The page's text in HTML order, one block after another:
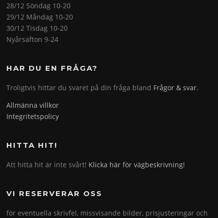
28/12 Söndag 10-20
29/12 Måndag 10-20
30/12 Tisdag 10-20
Nyårsafton 9-24
HAR DU EN FRÅGA?
Troligtvis hittar du svaret på din fråga bland Frågor & svar.
Allmänna villkor
Integritetspolicy
HITTA HIT!
Att hitta hit är inte svårt! Klicka här för vägbeskrivning!
VI RESERVERAR OSS
för eventuella skrivfel, missvisande bilder, prisjusteringar och